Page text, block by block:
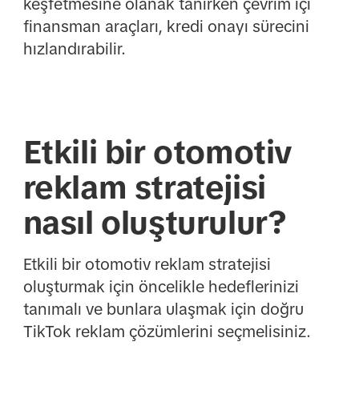
keşfetmesine olanak tanırken çevrim içi
finansman araçları, kredi onayı sürecini
hızlandırabilir.
Etkili bir otomotiv
reklam stratejisi
nasıl oluşturulur?
Etkili bir otomotiv reklam stratejisi
oluşturmak için öncelikle hedeflerinizi
tanımalı ve bunlara ulaşmak için doğru
TikTok reklam çözümlerini seçmelisiniz.